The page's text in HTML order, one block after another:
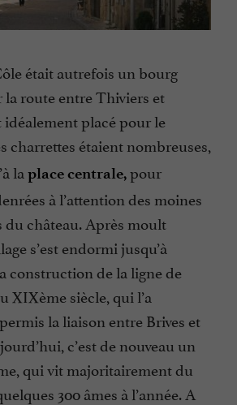
était autrefois un bourg
la route entre Thiviers et
placé pour le
charrettes étaient nombreuses,
la place centrale,pour
à l’attention des moines
du château. Après moult
s’est endormi jusqu’à
construction de la ligne de
XIXème siècle, qui l’a
la liaison entre Brives et
c’est de nouveau un
qui vit majoritairement du
300 âmes à l’année. A